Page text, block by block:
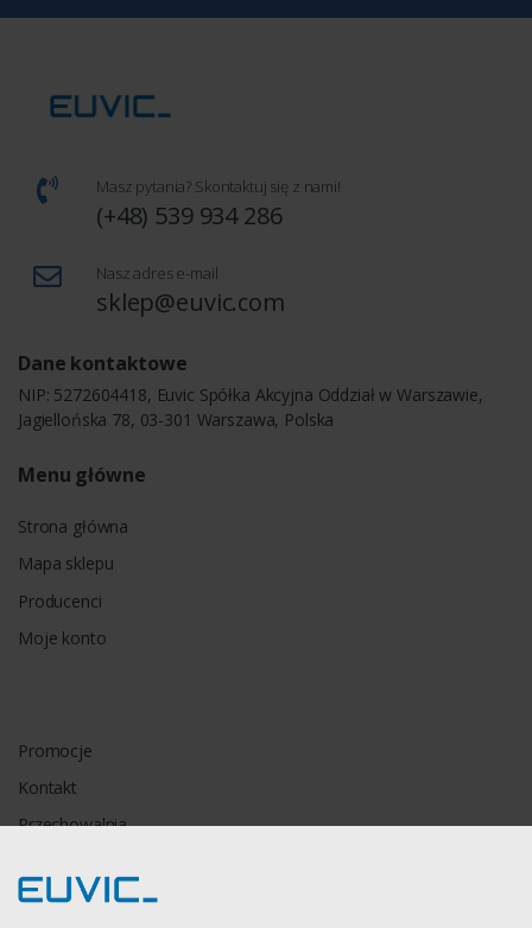
Masz pytania? Skontaktuj się z nami!
(+48) 539 934 286
Nasz adres e-mail
sklep@euvic.com
Dane kontaktowe
NIP: 5272604418, Euvic Spółka Akcyjna Oddział w Warszawie,
Jagiellońska 78, 03-301 Warszawa, Polska
Menu główne
Strona główna
Mapa sklepu
Producenci
Moje konto
Promocje
Kontakt
Przechowalnia